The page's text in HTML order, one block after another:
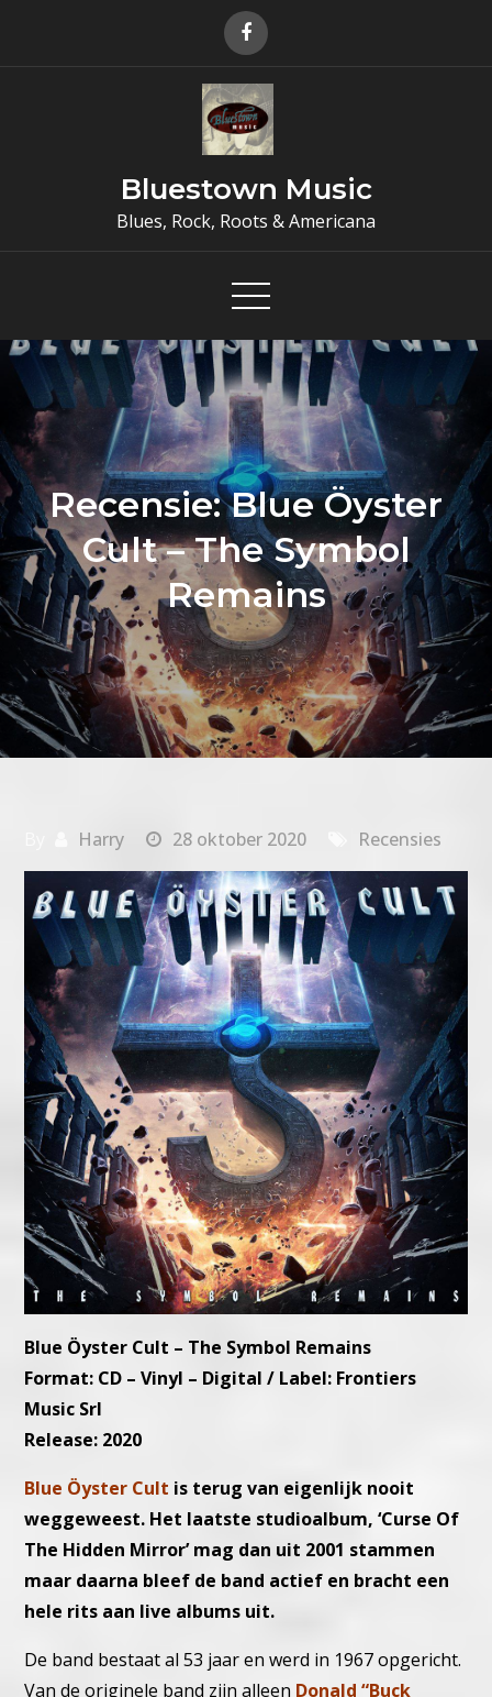
Bluestown Music
Blues, Rock, Roots & Americana
Recensie: Blue Öyster
Cult – The Symbol
Remains
Harry 28 oktober 2020 Recensies
Blue Öyster Cult – The Symbol Remains
Format: CD – Vinyl – Digital / Label: Frontiers
Music Srl
Release: 2020
Blue Öyster Cult is terug van eigenlijk nooit
weggeweest. Het laatste studioalbum, ‘Curse Of
The Hidden Mirror’ mag dan uit 2001 stammen
maar daarna bleef de band actief en bracht een
hele rits aan live albums uit.
De band bestaat al 53 jaar en werd in 1967 opgericht.
Van de originele band zijn alleen Donald “Buck